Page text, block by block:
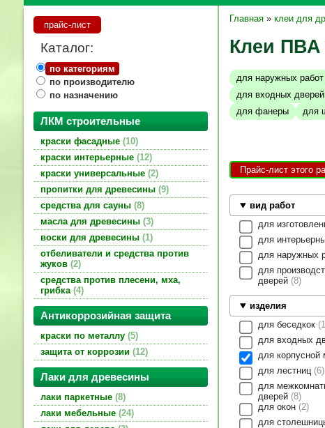
прайс-лист
Каталог:
по категориям
по производителю
по назначению
ЛКМ строительные
краски фасадные 10
краски интерьерные 12
краски универсальные 2
пропитки для древесины 9
средства для сауны 8
масла для древесины 3
воски для древесины 1
отбеливатели и средства против
жуков 2
средства против плесени, мха,
грибка 4
Антикоррозийная защита
краски по металлу 5
защита от коррозии 12
Лаки для древесины
лаки паркетные 8
лаки мебельные 24
Главная » клеи для
Клеи ПВА
для наружных работ
для входных дверей
для фанеры
для
Прайс-лист этого
вид работ
для
для
для наружных
для
дверей 8
изделия
для беседкок 1
для входных
для корпусной
для лестниц 6
для
дверей 8
для окон 2
для